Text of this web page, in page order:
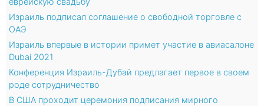
Израиль подписал соглашение о свободной торговле с
ОАЭ
Израиль впервые в истории примет участие в авиасалоне
Dubai 2021
Конференция Израиль-Дубай предлагает первое в своем
роде сотрудничество
В США проходит церемония подписания мирного